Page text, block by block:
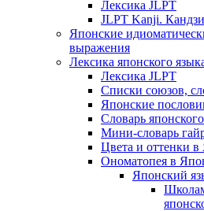
Лексика JLPT
JLPT Kanji.
Японские
выражения
Лексика японского
Лексика JLPT
Списки союзов,
Японские
Словарь
Мини-словарь
Цвета и оттенки
Ономатопея в
Японский